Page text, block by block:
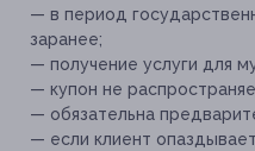
— в период
заранее;
— получение услуги для
— купон не
— обязательна
— если клиент